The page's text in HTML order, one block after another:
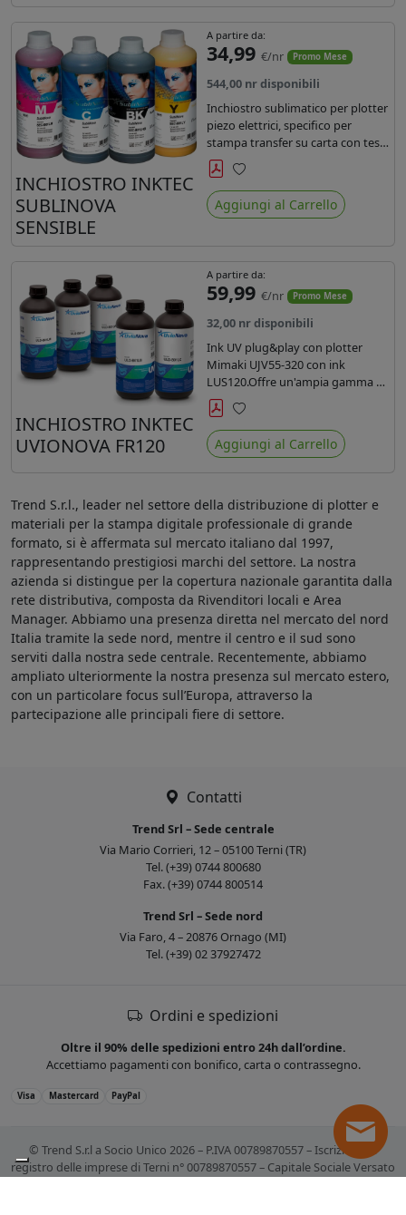
INCHIOSTRO INKTEC
SUBLINOVA
SENSIBLE
A partire da:
34,99 €/nr Promo Mese
544,00 nr disponibili
Inchiostro sublimatico per plotter
piezo elettrici, specifico per
stampa transfer su carta con teste
Epson EPS3200, 5113, dx4 e dx5.
Ecologico, conforme alla
normativa Reach e Oeko-Tex.
Preferiti
Aggiungi al Carrello
INCHIOSTRO INKTEC
UVIONOVA FR120
A partire da:
59,99 €/nr Promo Mese
32,00 nr disponibili
Ink UV plug&play con plotter
Mimaki UJV55-320 con ink
LUS120.Offre un'ampia gamma di
colori,una maggiore densità e un
minore ingiallimento rispetto agli
ink Mimaki LUS-120
Preferiti
Aggiungi al Carrello
Trend S.r.l., leader nel settore della distribuzione di plotter e
materiali per la stampa digitale professionale di grande
formato, si è affermata sul mercato italiano dal 1997,
rappresentando prestigiosi marchi del settore. La nostra
azienda si distingue per la copertura nazionale garantita dalla
rete distributiva, composta da Rivenditori locali e Area
Manager. Abbiamo una presenza diretta nel mercato del nord
Italia tramite la sede nord, mentre il centro e il sud sono
serviti dalla nostra sede centrale. Recentemente, abbiamo
ampliato ulteriormente la nostra presenza sul mercato estero,
con un particolare focus sull’Europa, attraverso la
partecipazione alle principali fiere di settore.
Contatti
Trend Srl – Sede centrale
Via Mario Corrieri, 12 – 05100 Terni (TR)
Tel. (+39) 0744 800680
Fax. (+39) 0744 800514
Trend Srl – Sede nord
Via Faro, 4 – 20876 Ornago (MI)
Tel. (+39) 02 37927472
Ordini e spedizioni
Oltre il 90% delle spedizioni entro 24h dall’ordine.
Accettiamo pagamenti con bonifico, carta o contrassegno.
Visa Mastercard PayPal
© Trend S.r.l a Socio Unico 2026 – P.IVA 00789870557 – Iscrizione al
registro delle imprese di Terni n° 00789870557 – Capitale Sociale Versato